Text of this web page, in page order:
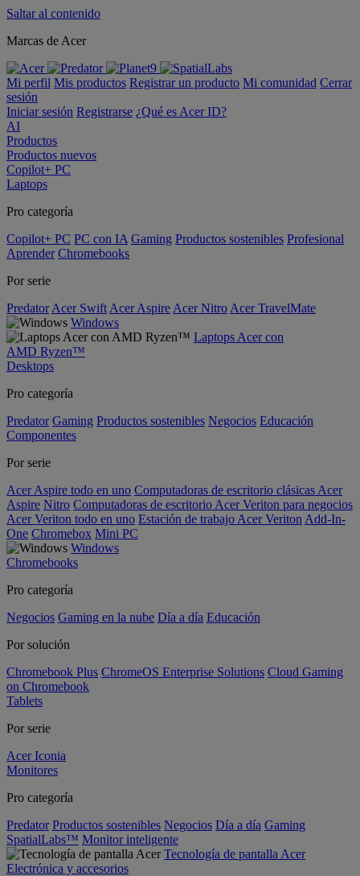
Saltar al contenido
Marcas de Acer
Mi perfil Mis productos Registrar un producto Mi comunidad Cerrar
sesión
Iniciar sesión Registrarse ¿Qué es Acer ID?
AI
Productos
Productos nuevos
Copilot+ PC
Laptops
Pro categoría
Copilot+ PC PC con IA Gaming Productos sostenibles Profesional
Aprender Chromebooks
Por serie
Predator Acer Swift Acer Aspire Acer Nitro Acer TravelMate
Windows
Laptops Acer con
AMD Ryzen™
Desktops
Pro categoría
Predator Gaming Productos sostenibles Negocios Educación
Componentes
Por serie
Acer Aspire todo en uno Computadoras de escritorio clásicas Acer
Aspire Nitro Computadoras de escritorio Acer Veriton para negocios
Acer Veriton todo en uno Estación de trabajo Acer Veriton Add-In-
One Chromebox Mini PC
Windows
Chromebooks
Pro categoría
Negocios Gaming en la nube Día a día Educación
Por solución
Chromebook Plus ChromeOS Enterprise Solutions Cloud Gaming
on Chromebook
Tablets
Por serie
Acer Iconia
Monitores
Pro categoría
Predator Productos sostenibles Negocios Día a día Gaming
SpatialLabs™ Monitor inteligente
Tecnología de pantalla Acer
Electrónica y accesorios